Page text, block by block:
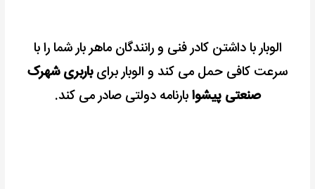
الوبار با داشتن کادر فنی و رانندگان ماهر بار شما را با
سرعت کافی حمل می کند و الوبار برایباربری شهرک
صنعتی پیشوابارنامه دولتی صادر می کند.